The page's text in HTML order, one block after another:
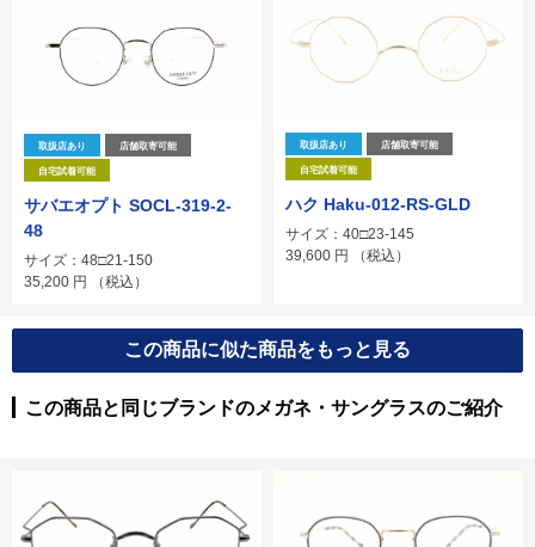
取扱店あり 店舗取寄可能
自宅試着可能
サバエオプト SOCL-319-2-
48
サイズ：48□21-150
35,200 円 （税込）
取扱店あり 店舗取寄可能
自宅試着可能
ハク Haku-012-RS-GLD
サイズ：40□23-145
39,600 円 （税込）
この商品に似た商品をもっと見る
この商品と同じブランドのメガネ・サングラスのご紹介